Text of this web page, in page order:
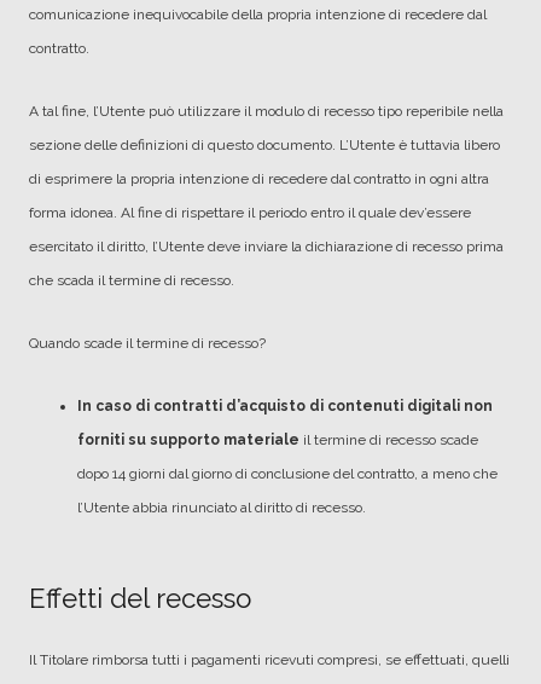
comunicazione inequivocabile della propria intenzione di recedere dal
contratto.
A tal fine, l’Utente può utilizzare il modulo di recesso tipo reperibile nella
sezione delle definizioni di questo documento. L’Utente è tuttavia libero
di esprimere la propria intenzione di recedere dal contratto in ogni altra
forma idonea. Al fine di rispettare il periodo entro il quale dev’essere
esercitato il diritto, l’Utente deve inviare la dichiarazione di recesso prima
che scada il termine di recesso.
Quando scade il termine di recesso?
In caso di contratti d’acquisto di contenuti digitali non
forniti su supporto materiale il termine di recesso scade
dopo 14 giorni dal giorno di conclusione del contratto, a meno che
l’Utente abbia rinunciato al diritto di recesso.
Effetti del recesso
Il Titolare rimborsa tutti i pagamenti ricevuti compresi, se effettuati, quelli